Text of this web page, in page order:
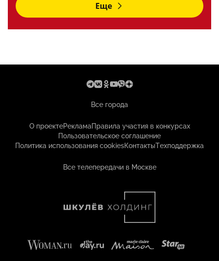
Еще
Все города
О проектеРекламаПравила участия в конкурсах
Пользовательское соглашение
Политика использования cookiesКонтактыТехподдержка
Все телепередачи в Москве